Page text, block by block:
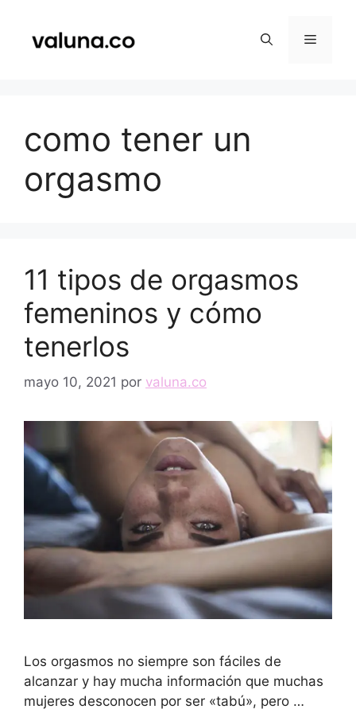
contenido
Menú
como tener un
orgasmo
11 tipos de orgasmos
femeninos y cómo
tenerlos
mayo 10, 2021 por valuna.co
Los orgasmos no siempre son fáciles de
alcanzar y hay mucha información que muchas
mujeres desconocen por ser «tabú», pero …